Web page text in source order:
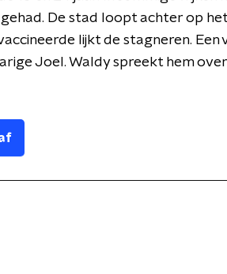
De stad loopt achter op
lijkt de stagneren. Een
Joel. Waldy spreekt hem